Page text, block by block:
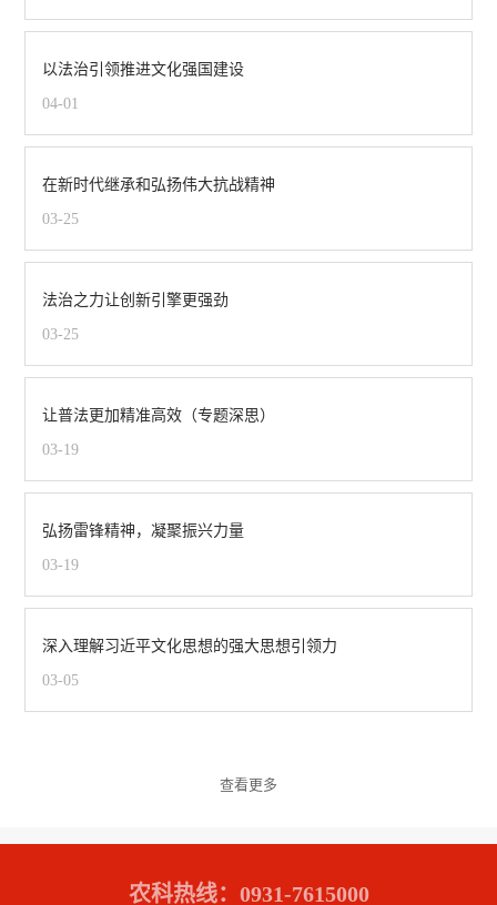
以法治引领推进文化强国建设
04-01
在新时代继承和弘扬伟大抗战精神
03-25
法治之力让创新引擎更强劲
03-25
让普法更加精准高效（专题深思）
03-19
弘扬雷锋精神，凝聚振兴力量
03-19
深入理解习近平文化思想的强大思想引领力
03-05
查看更多
农科热线：0931-7615000